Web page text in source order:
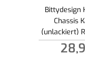
Bittydesign
Chassis
(unlackiert)